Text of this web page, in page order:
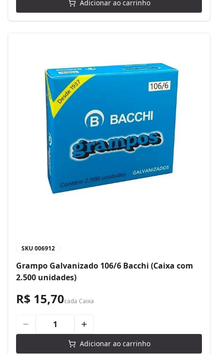
Adicionar ao carrinho
SKU 006912
Grampo Galvanizado 106/6 Bacchi (Caixa com
2.500 unidades)
R$ 15,70cada Caixa
Adicionar ao carrinho